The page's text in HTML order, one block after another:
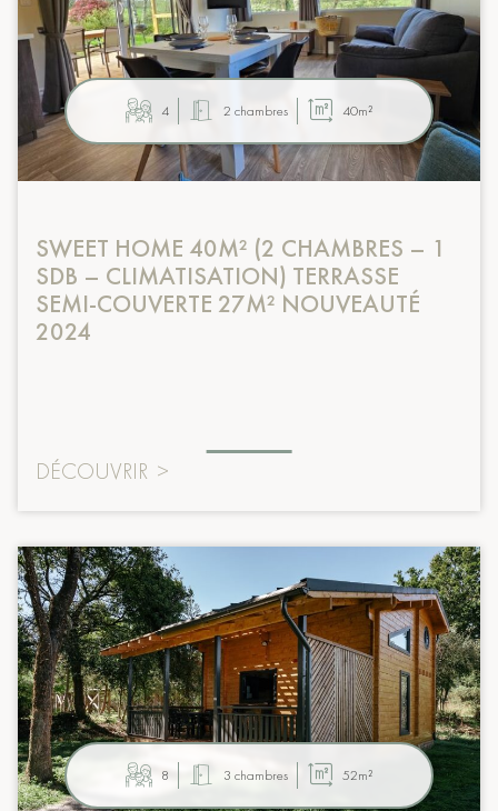
4 2 chambres 40m²
SWEET HOME 40M² (2 CHAMBRES – 1
SDB – CLIMATISATION) TERRASSE
SEMI-COUVERTE 27M² NOUVEAUTÉ
2024
DÉCOUVRIR >
8 3 chambres 52m²